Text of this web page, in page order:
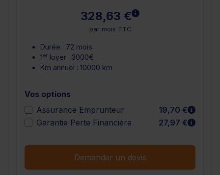
328,63 € En savoir plus
par mois TTC
Durée : 72 mois
1er loyer : 3000€
Km annuel : 10000 km
Vos options
Assurance Emprunteur
19,70 €
En
Garantie Perte Financière
27,97 € En
Demander un devis